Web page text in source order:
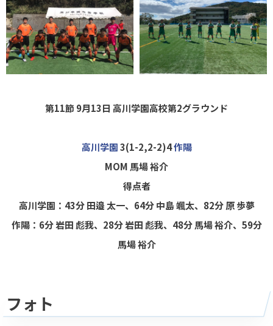
第11節 9月13日 高川学園高校第2グラウンド
高川学園3(1-2,2-2)4作陽
MOM 馬場 裕介
得点者
高川学園：43分 田邉 太一、64分 中島 颯太、82分 原 歩夢
作陽：6分 岩田 彪我、28分 岩田 彪我、48分 馬場 裕介、59分
馬場 裕介
フォト